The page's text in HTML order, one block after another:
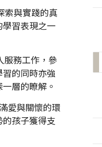
與實踐的真
習表現之一
務工作，參
的同時亦強
層的瞭解。
愛與關懷的環
孩子獲得支